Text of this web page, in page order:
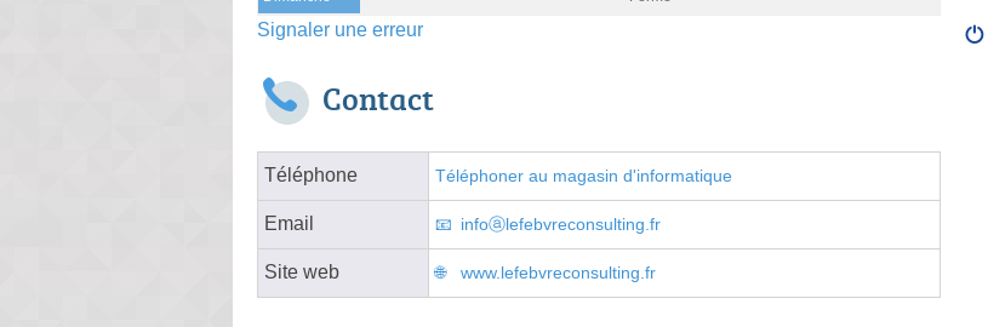
Signaler une erreur
Contact
Téléphone Téléphoner au magasin d'informatique
Email infoⓐlefebvreconsulting.fr
Site web www.lefebvreconsulting.fr